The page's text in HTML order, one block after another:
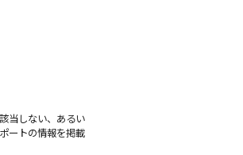
当しない、あるい
ートの情報を掲載